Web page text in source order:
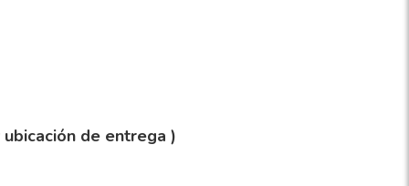
de entrega )